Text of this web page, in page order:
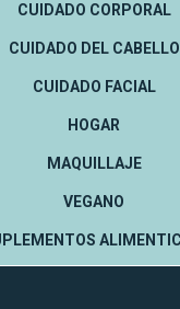
CUIDADO CORPORAL
CUIDADO DEL CABELLO
CUIDADO FACIAL
HOGAR
MAQUILLAJE
VEGANO